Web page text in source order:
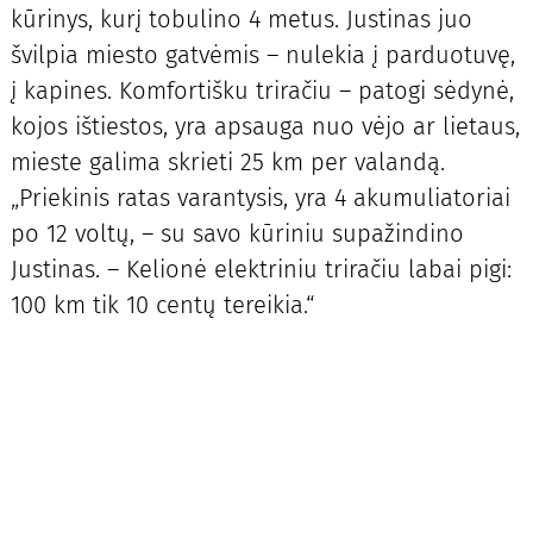
kūrinys, kurį tobulino 4 metus. Justinas juo
švilpia miesto gatvėmis – nulekia į parduotuvę,
į kapines. Komfortišku triračiu – patogi sėdynė,
kojos ištiestos, yra apsauga nuo vėjo ar lietaus,
mieste galima skrieti 25 km per valandą.
„Priekinis ratas varantysis, yra 4 akumuliatoriai
po 12 voltų, – su savo kūriniu supažindino
Justinas. – Kelionė elektriniu triračiu labai pigi:
100 km tik 10 centų tereikia.“